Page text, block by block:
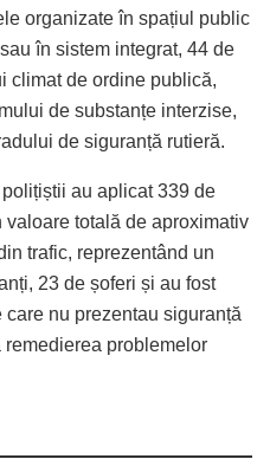
organizate în spațiul public
în sistem integrat, 44 de
climat de ordine publică,
de substanțe interzise,
de siguranță rutieră.
au aplicat 339 de
totală de aproximativ
trafic, reprezentând un
23 de șoferi și au fost
nu prezentau siguranță
problemelor